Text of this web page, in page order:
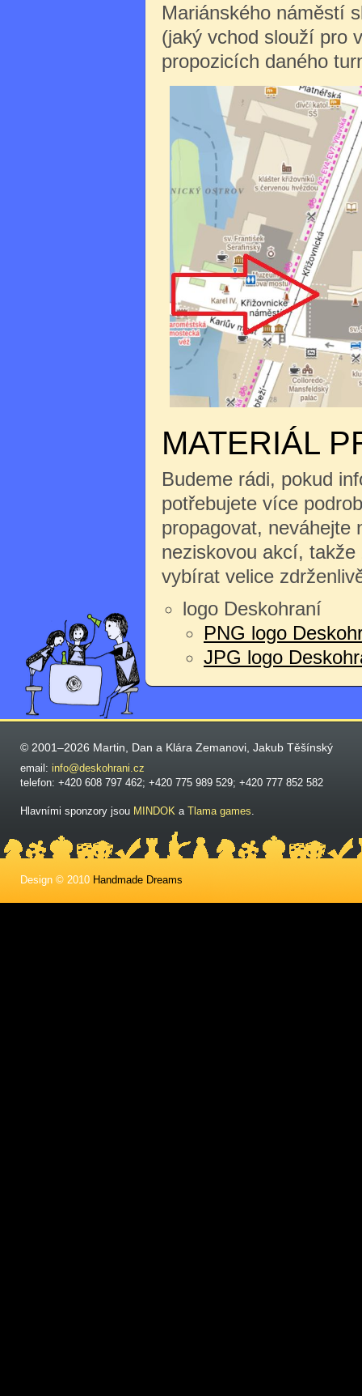
Mariánského náměstí
(jaký vchod slouží pro
propozicích daného
MATERIÁL
Budeme rádi, pokud
potřebujete více
propagovat, neváhejte
neziskovou akcí,
vybírat velice
logo Deskohraní
PNG logo
JPG logo
© 2001–2026 Martin, Dan a Klára Zemanovi, Jakub Těšínský
email: info@deskohrani.cz
telefon: +420 608 797 462; +420 775 989 529; +420 777 852 582
Hlavními sponzory jsou MINDOK a Tlama games
Design © 2010 Handmade Dreams